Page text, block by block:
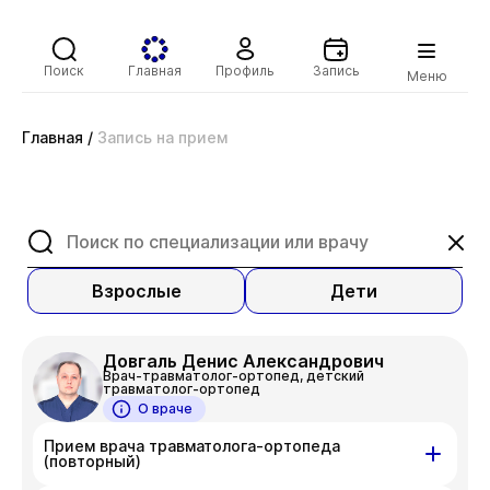
Поиск Главная Профиль Запись Меню
Главная / Запись на прием
Взрослые Дети
Довгаль Денис Александрович
Врач-травматолог-ортопед, детский
травматолог-ортопед
О враче
Прием врача травматолога-ортопеда
(повторный)